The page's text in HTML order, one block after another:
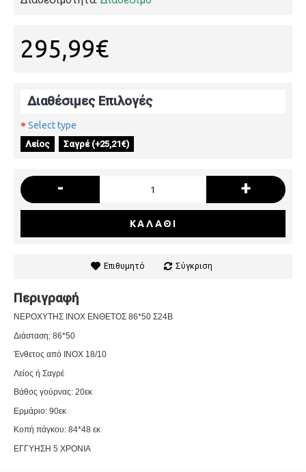
295,99€
Διαθέσιμες Επιλογές
Select type
Λείος Σαγρέ (+25,21€)
- +
ΚΑΛΆΘΙ
Επιθυμητό Σύγκριση
Περιγραφή
ΝΕΡΟΧΥΤΗΣ INOX ΕΝΘΕΤΟΣ 86*50 Σ24Β
Διάσταση: 86*50
Ένθετος από INOX 18/10
Λείος ή Σαγρέ
Βάθος γούρνας: 20εκ
Ερμάριο: 90εκ
Κοπή πάγκου: 84*48 εκ
ΕΓΓΥΗΣΗ 5 ΧΡΟΝΙΑ